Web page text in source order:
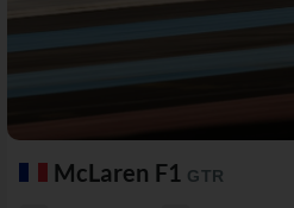
McLaren F1 GTR